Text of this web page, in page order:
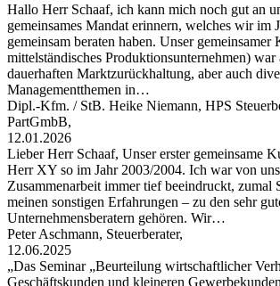
Hallo Herr Schaaf, ich kann mich noch gut an
gemeinsames Mandat erinnern, welches wir im
gemeinsam beraten haben. Unser gemeinsamer
mittelständisches Produktionsunternehmen)
dauerhaften Marktzurückhaltung, aber auch
Managementthemen in…
Dipl.-Kfm. / StB. Heike Niemann, HPS
PartGmbB,
12.01.2026
Lieber Herr Schaaf, Unser erster gemeinsame
Herr XY so im Jahr 2003/2004. Ich war von
Zusammenarbeit immer tief beeindruckt, zumal
meinen sonstigen Erfahrungen – zu den sehr
Unternehmensberatern gehören. Wir…
Peter Aschmann, Steuerberater,
12.06.2025
„Das Seminar „Beurteilung wirtschaftlicher
Geschäftskunden und kleineren